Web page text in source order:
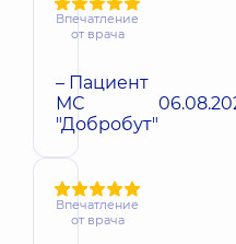
Впечатление
от врача
– Пациент
МС
"Добробут"
Впечатление
от врача